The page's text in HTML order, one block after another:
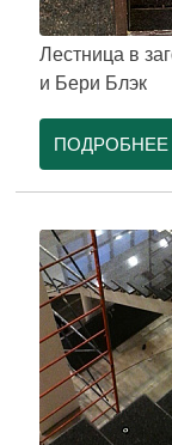
Лестница в
и Бери Блэк
ПОДРОБНЕЕ